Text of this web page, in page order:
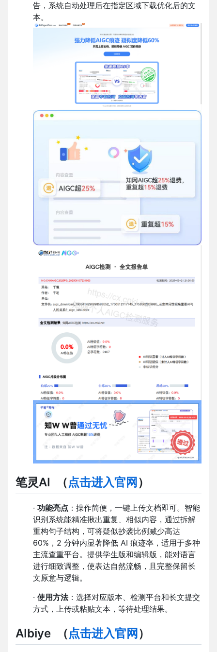
告，系统自动处理后在指定区域下载优化后的文
本。
笔灵AI （点击进入官网 ）
· 功能亮点 ：操作简便，一键上传文档即可。智能
识别系统能精准揪出重复、相似内容，通过拆解
重构句子结构，可将疑似抄袭比例减少高达
60%，2 分钟内显著降低 AI 痕迹率，适用于多种
主流查重平台。提供学生版和编辑版，能对语言
进行细致调整，使表达自然流畅，且完整保留长
文原意与逻辑。
· 使用方法：选择对应版本、检测平台和长文提交
方式，上传或粘贴文本，等待处理结果。
AIbiye （点击进入官网 ）